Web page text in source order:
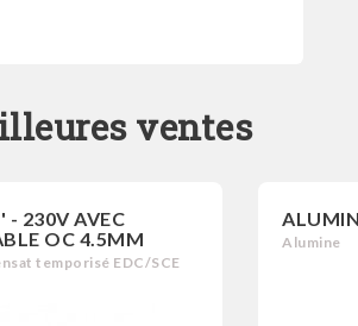
ventes
- 230V AVEC
OC 4.5MM
temporisé EDC/SCE
Alumine